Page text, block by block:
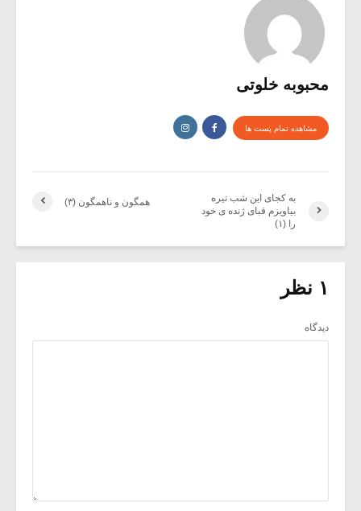
محبوبه خلوتی
مشاهده تمام پست ها
همگون و ناهمگون (۳)
به کجای این شب تیره
بیاویزم قبای ژنده ی خود
را (۱)
۱ نظر
دیدگاه